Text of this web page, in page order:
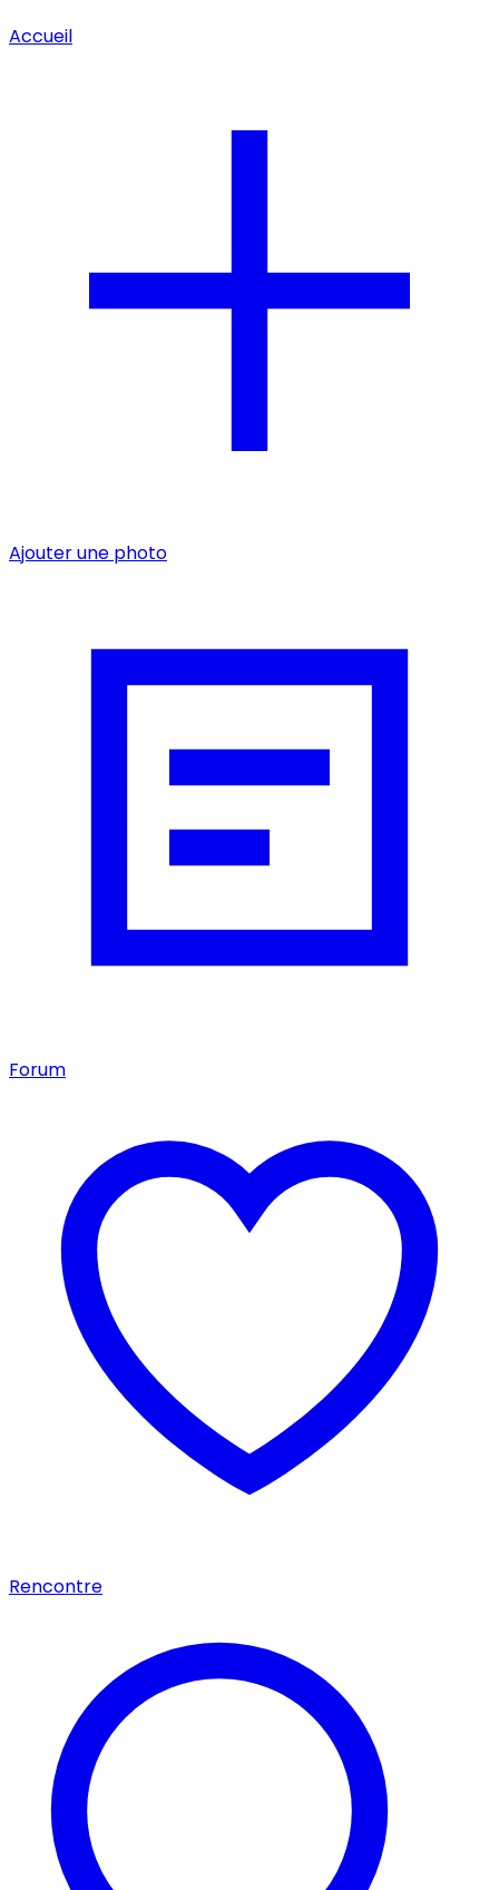
Accueil
Ajouter une photo
Forum
Rencontre